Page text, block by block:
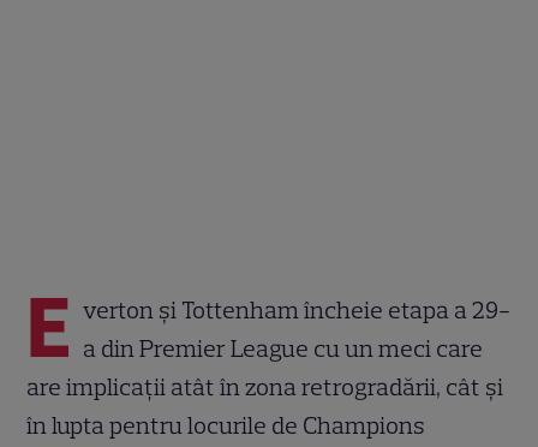
E verton şi Tottenham încheie etapa a 29-
a din Premier League cu un meci care
are implicaţii atât în zona retrogradării, cât şi
în lupta pentru locurile de Champions